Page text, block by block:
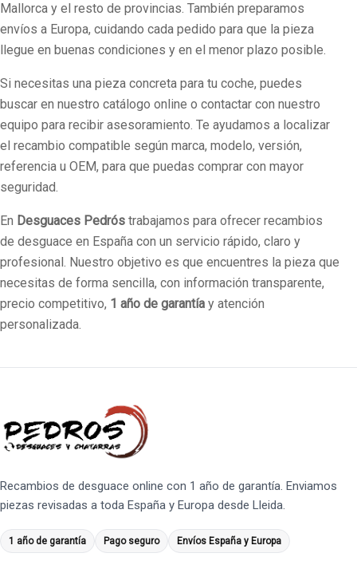
Mallorca y el resto de provincias. También preparamos
envíos a Europa, cuidando cada pedido para que la pieza
llegue en buenas condiciones y en el menor plazo posible.
Si necesitas una pieza concreta para tu coche, puedes
buscar en nuestro catálogo online o contactar con nuestro
equipo para recibir asesoramiento. Te ayudamos a localizar
el recambio compatible según marca, modelo, versión,
referencia u OEM, para que puedas comprar con mayor
seguridad.
En Desguaces Pedrós trabajamos para ofrecer recambios
de desguace en España con un servicio rápido, claro y
profesional. Nuestro objetivo es que encuentres la pieza que
necesitas de forma sencilla, con información transparente,
precio competitivo, 1 año de garantía y atención
personalizada.
Recambios de desguace online con 1 año de garantía. Enviamos
piezas revisadas a toda España y Europa desde Lleida.
1 año de garantía Pago seguro Envíos España y Europa